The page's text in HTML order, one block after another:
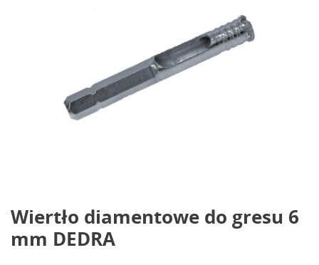
Wiertło diamentowe do gresu 6
mm DEDRA